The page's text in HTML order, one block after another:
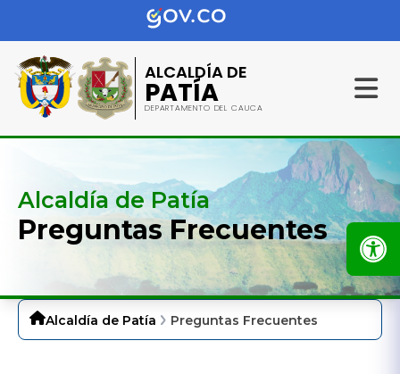
ALCALDÍA DE
PATÍA
DEPARTAMENTO DEL CAUCA
Alcaldía de Patía
Preguntas Frecuentes
Alcaldía de Patía Preguntas Frecuentes